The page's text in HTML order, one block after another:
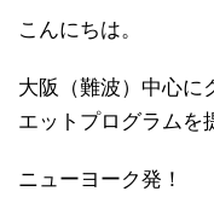
こんにちは。
大阪（難波）中心に
エットプログラムを
ニューヨーク発！